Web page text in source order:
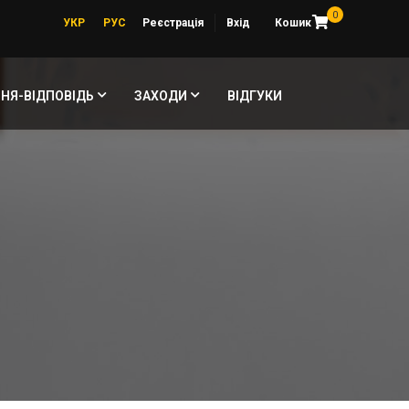
0
Реєстрація Вхід Кошик
УКР РУС
ВІДПОВІДЬ ЗАХОДИ ВІДГУКИ